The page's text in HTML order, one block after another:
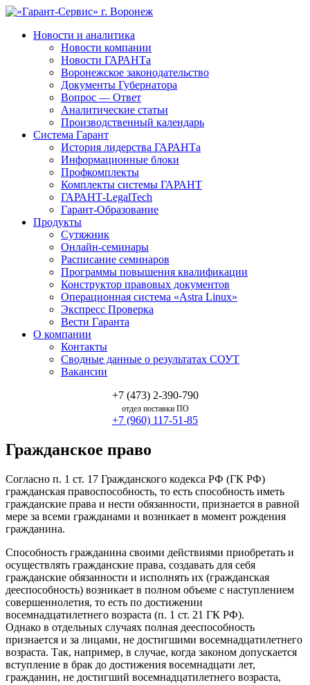
Новости и аналитика
Новости компании
Новости ГАРАНТа
Воронежское законодательство
Документы Губернатора
Вопрос — Ответ
Аналитические статьи
Производственный календарь
Система Гарант
История лидерства ГАРАНТа
Информационные блоки
Профкомплекты
Комплекты системы ГАРАНТ
ГАРАНТ-LegalTech
Гарант-Образование
Продукты
Сутяжник
Онлайн-семинары
Расписание семинаров
Программы повышения квалификации
Конструктор правовых документов
Операционная система «Astra Linux»
Экспресс Проверка
Вести Гаранта
О компании
Контакты
Сводные данные о результатах СОУТ
Вакансии
+7 (473) 2-390-790
отдел поставки ПО
+7 (960) 117-51-85
Гражданское право
Согласно п. 1 ст. 17 Гражданского кодекса РФ (ГК РФ)
гражданская правоспособность, то есть способность иметь
гражданские права и нести обязанности, признается в равной
мере за всеми гражданами и возникает в момент рождения
гражданина.
Способность гражданина своими действиями приобретать и
осуществлять гражданские права, создавать для себя
гражданские обязанности и исполнять их (гражданская
дееспособность) возникает в полном объеме с наступлением
совершеннолетия, то есть по достижении
восемнадцатилетнего возраста (п. 1 ст. 21 ГК РФ).
Однако в отдельных случаях полная дееспособность
признается и за лицами, не достигшими восемнадцатилетнего
возраста. Так, например, в случае, когда законом допускается
вступление в брак до достижения восемнадцати лет,
гражданин, не достигший восемнадцатилетнего возраста,